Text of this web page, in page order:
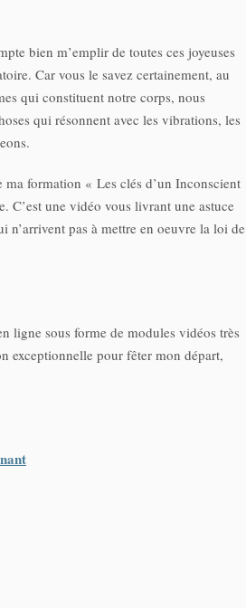
bien m’emplir de toutes ces joyeuses
Car vous le savez certainement, au
qui constituent notre corps, nous
qui résonnent avec les vibrations, les
formation « Les clés d’un Inconscient
C’est une vidéo vous livrant une astuce
n’arrivent pas à mettre en oeuvre la loi de
ligne sous forme de modules vidéos très
exceptionnelle pour fêter mon départ,